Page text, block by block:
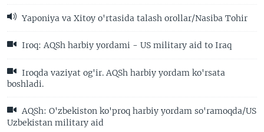
Yaponiya va Xitoy o'rtasida talash orollar/Nasiba Tohir
Iroq: AQSh harbiy yordami - US military aid to Iraq
Iroqda vaziyat og'ir. AQSh harbiy yordam ko'rsata
boshladi.
AQSh: O'zbekiston ko'proq harbiy yordam so'ramoqda/US
Uzbekistan military aid